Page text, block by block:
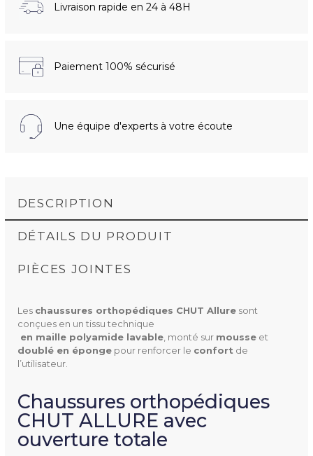
Livraison rapide en 24 à 48H
Paiement 100% sécurisé
Une équipe d'experts à votre écoute
DESCRIPTION
DÉTAILS DU PRODUIT
PIÈCES JOINTES
Les chaussures orthopédiques CHUT Alluresont
conçues en un tissu technique
en maille polyamide lavable, monté sur mousseet
doublé en épongepour renforcer le confort de
l’utilisateur.
Chaussures orthopédiques
CHUT ALLURE avec
ouverture totale
NOTICE D'UTILISATION ALLURE (111.45K)